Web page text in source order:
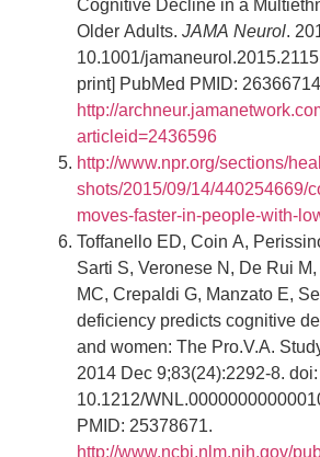
Older Adults. JAMA Neurol.
10.1001/
print] PubMed PMID:
http://
articleid=2436596
http://www.npr.org/sections/
shots/2015/09/14/440254669/
moves-faster-in-people-with-
Toffanello ED, Coin A,
Sarti S, Veronese N, De Rui
MC, Crepaldi G, Manzato E,
deficiency predicts cognitive
and women: The Pro.V.A.
2014 Dec 9;83(24):2292-8. doi:
10.1212/
PMID: 25378671.
http://www.ncbi.nlm.nih.gov/